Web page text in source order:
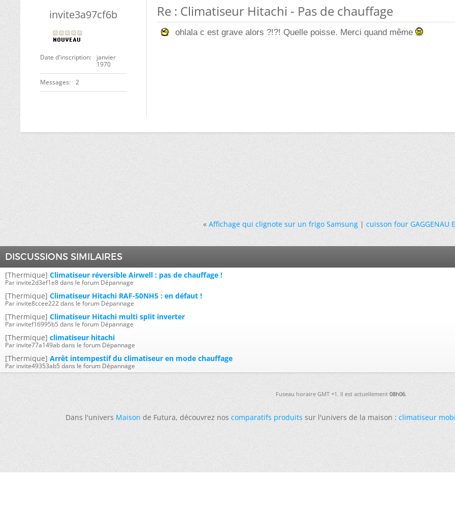
invite3a97cf6b
Date d'inscription
janvier
1970
Messages 2
Re : Climatiseur Hitachi - Pas de chauffage
ohlala c est grave alors ?!?! Quelle poisse. Merci quand même
« Affichage qui clignote sur un frigo Samsung|cuisson four GAGGENAU
DISCUSSIONS SIMILAIRES
[Thermique] Climatiseur réversible Airwell : pas de chauffage !
Par invite2d3ef1e8 dans le forum Dépannage
[Thermique] Climatiseur Hitachi RAF-50NH5 : en défaut !
Par invite8ccee222 dans le forum Dépannage
[Thermique] Climatiseur Hitachi multi split inverter
Par invitef16995b5 dans le forum Dépannage
[Thermique] climatiseur hitachi
Par invite77a149ab dans le forum Dépannage
[Thermique] Arrêt intempestif du climatiseur en mode chauffage
Par invite49353ab5 dans le forum Dépannage
Fuseau horaire GMT +1. Il est actuellement08h06.
Dans l'universMaisonde Futura, découvrez noscomparatifs produitssur l'univers de la maison :climatiseur